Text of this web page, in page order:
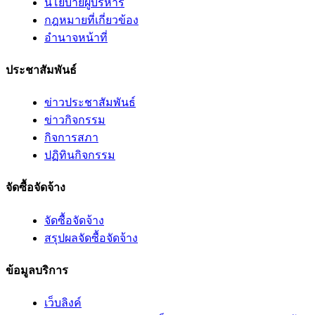
กฎหมายที่เกี่ยวข้อง
อํานาจหน้าที่
ประชาสัมพันธ์
ข่าวประชาสัมพันธ์
ข่าวกิจกรรม
กิจการสภา
ปฏิทินกิจกรรม
จัดซื้อจัดจ้าง
จัดซื้อจัดจ้าง
สรุปผลจัดซื้อจัดจ้าง
ข้อมูลบริการ
เว็บลิงค์